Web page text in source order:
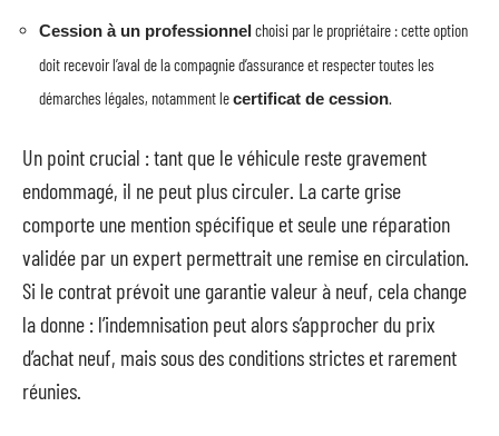
Cession à un professionnelchoisi par le propriétaire : cette option
doit recevoir l’aval de la compagnie d’assurance et respecter toutes les
démarches légales, notamment lecertificat de cession
Un point crucial : tant que le véhicule reste gravement
endommagé, il ne peut plus circuler. La carte grise
comporte une mention spécifique et seule une réparation
validée par un expert permettrait une remise en circulation.
Si le contrat prévoit une garantie valeur à neuf, cela change
la donne : l’indemnisation peut alors s’approcher du prix
d’achat neuf, mais sous des conditions strictes et rarement
réunies.